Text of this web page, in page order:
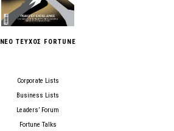
ΝΕΟ ΤΕΥΧΟΣ FORTUNE
Corporate Lists
Business Lists
Leaders’ Forum
Fortune Talks